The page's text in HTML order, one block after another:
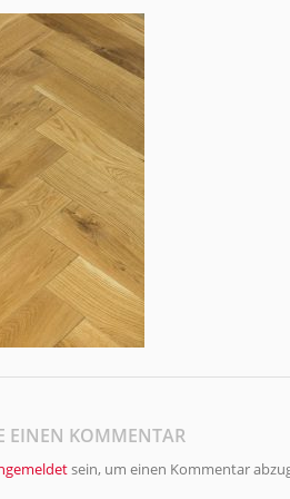
EINEN KOMMENTAR
sein, um einen Kommentar